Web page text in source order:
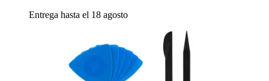
Entrega hasta el 18 agosto